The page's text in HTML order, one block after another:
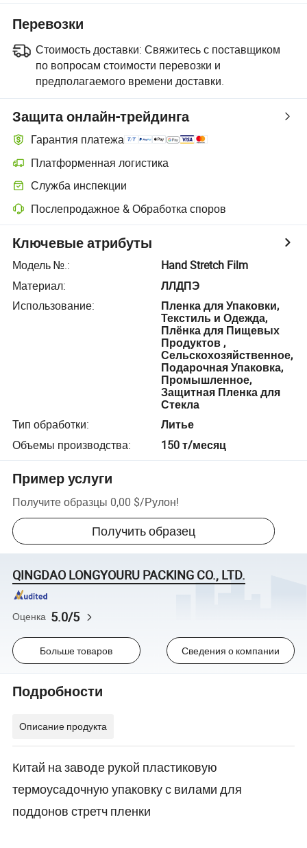
Перевозки
Стоимость доставки: Свяжитесь с поставщиком
по вопросам стоимости перевозки и
предполагаемого времени доставки.
Защита онлайн-трейдинга
Гарантия платежа
Платформенная логистика
Служба инспекции
Послепродажное & Обработка споров
Ключевые атрибуты
Модель №.:
Hand Stretch Film
Материал:
ЛЛДПЭ
Использование:
Пленка для Упаковки,
Текстиль и Одежда,
Плёнка для Пищевых
Продуктов ,
Сельскохозяйственное,
Подарочная Упаковка,
Промышленное,
Защитная Пленка для
Стекла
Тип обработки:
Литье
Объемы производства: 150 т/месяц
Пример услуги
Получите образцы 0,00 $/Рулон!
Получить образец
QINGDAO LONGYOURU PACKING CO., LTD.
Оценка 5.0/5
Больше товаров Сведения о компании
Подробности
Описание продукта
Китай на заводе рукой пластиковую
термоусадочную упаковку с вилами для
поддонов стретч пленки